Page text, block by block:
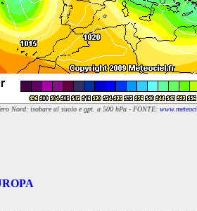
Nord: isobare al suolo e gpt. a 500 hPa - FONTE: